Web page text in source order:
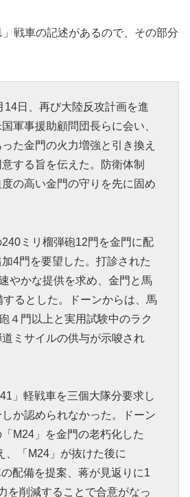
」戦車の記述があるので、その部分
14日、再び大陸反攻計画を進
軍事援助顧問団長らに会い、
た金門の火力増強と引き換え
する旨を伝えた。防衛体制
の高い金門の守りを先に固め
ミリ榴弾砲12門を金門に配
4門を要望した。打診された
やかな提供を求め、金門と馬
るとした。ドーンからは、馬
４門以上と実用試験中のラク
ミサイルの供与が示唆され
」軽戦車を三個大隊分要求し
か認められなかった。ドーン
M24」を金門の老朽化した
、「M24」が抜けた後に
の配備を提案、蒋が見返りに1
を削減することで合意がなっ